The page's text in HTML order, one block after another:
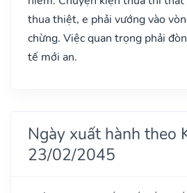
thua thiệt, e phải vướng vào
chừng. Việc quan trọng phải
tế mới an.
Ngày xuất hành theo
23/02/2045